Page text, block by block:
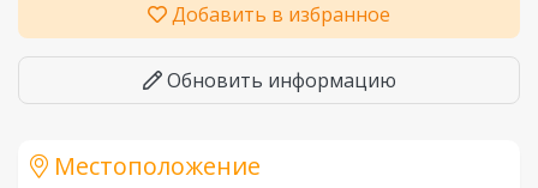
Добавить в избранное
Обновить информацию
Местоположение